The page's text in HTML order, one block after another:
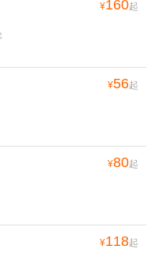
¥160起
¥56起
¥80起
¥118起